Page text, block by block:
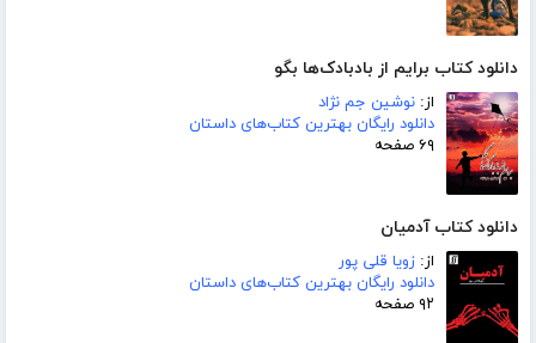
دانلود کتاب برایم از بادبادک‌ها بگو
از: نوشین جم نژاد
دانلود رایگان بهترین کتاب‌های داستان
۶۹ صفحه
دانلود کتاب آدمیان
از: زویا قلی پور
دانلود رایگان بهترین کتاب‌های داستان
۹۲ صفحه